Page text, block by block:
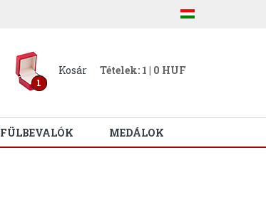
1
Kosár Tételek: 1 | 0 HUF
FÜLBEVALÓK MEDÁLOK